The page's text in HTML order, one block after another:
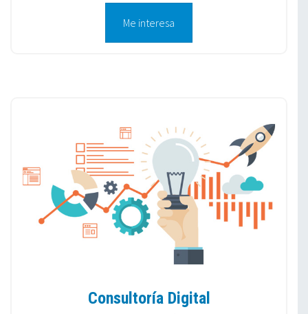
Me interesa
Consultoría Digital